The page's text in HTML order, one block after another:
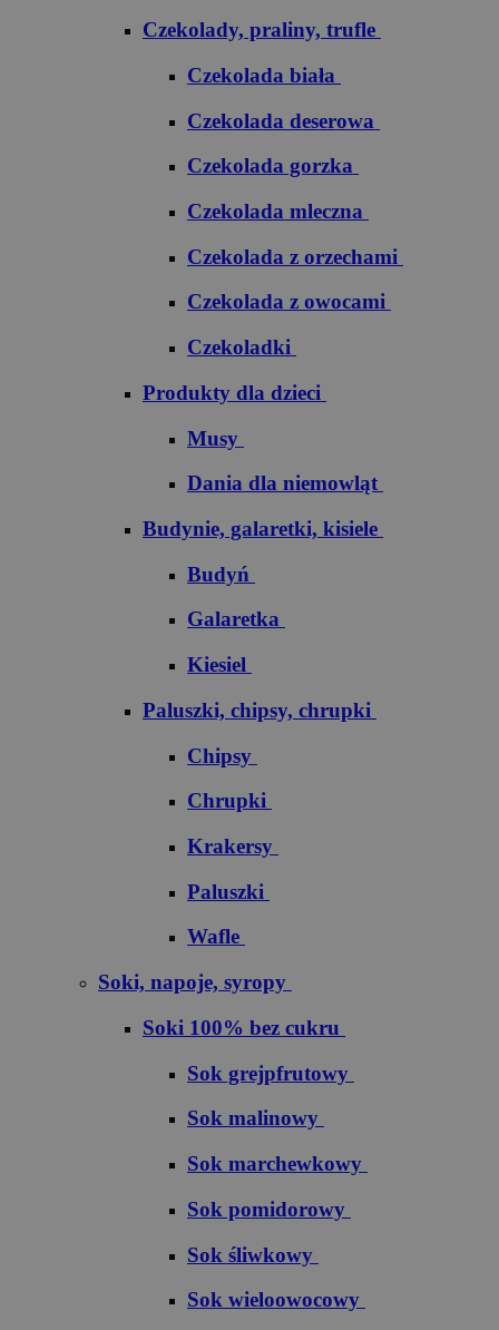
Czekolady, praliny, trufle
Czekolada biała
Czekolada deserowa
Czekolada gorzka
Czekolada mleczna
Czekolada z orzechami
Czekolada z owocami
Czekoladki
Produkty dla dzieci
Musy
Dania dla niemowląt
Budynie, galaretki, kisiele
Budyń
Galaretka
Kiesiel
Paluszki, chipsy, chrupki
Chipsy
Chrupki
Krakersy
Paluszki
Wafle
Soki, napoje, syropy
Soki 100% bez cukru
S​o​k​ ​g​r​e​j​p​f​r​u​t​o​w​y
Sok malinowy
Sok marchewkowy
Sok pomidorowy
Sok śliwkowy
Sok wieloowocowy